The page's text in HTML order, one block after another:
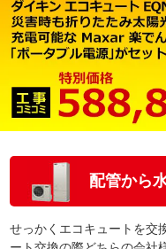
配管から
せっかくエコキュートを交